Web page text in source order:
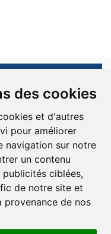
des cookies
et d'autres
pour améliorer
navigation sur notre
un contenu
ciblées,
de notre site et
provenance de nos
sont réservés.